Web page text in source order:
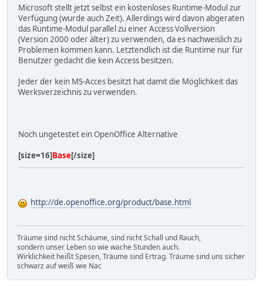
Microsoft stellt jetzt selbst ein kostenloses Runtime-Modul zur
Verfügung (wurde auch Zeit). Allerdings wird davon abgeraten
das Runtime-Modul parallel zu einer Access Vollversion
(Version 2000 oder älter) zu verwenden, da es nachweislich zu
Problemen kommen kann. Letztendlich ist die Runtime nur für
Benutzer gedacht die kein Access besitzen.
Jeder der kein MS-Acces besitzt hat damit die Möglichkeit das
Werksverzeichnis zu verwenden.
Noch ungetestet ein OpenOffice Alternative
[size=16]Base[/size]
http://de.openoffice.org/product/base.html
Träume sind nicht Schäume, sind nicht Schall und Rauch,
sondern unser Leben so wie wache Stunden auch.
Wirklichkeit heißt Spesen, Träume sind Ertrag. Träume sind uns sicher
schwarz auf weiß wie Nac